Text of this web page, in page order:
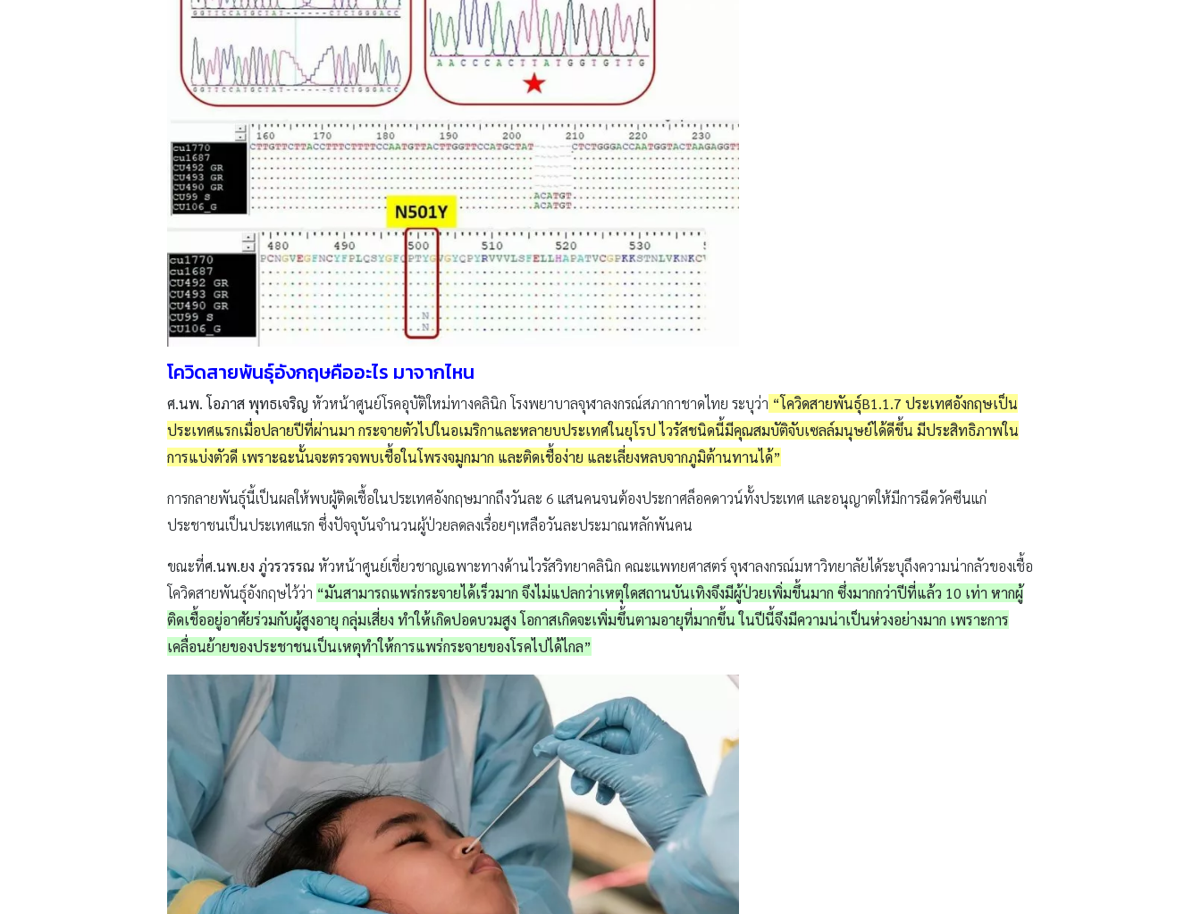
โควิดสายพันธุ์อังกฤษคืออะไร มาจากไหน
ศ.นพ. โอภาส พุทธเจริญ หัวหน้าศูนย์โรคอุบัติใหม่ทางคลินิก โรงพยาบาลจุฬาลงกรณ์สภากาชาดไทย ระบุว่า “โควิดสายพันธุ์B1.1.7 ประเทศอังกฤษเป็น
ประเทศแรกเมื่อปลายปีที่ผ่านมา กระจายตัวไปในอเมริกาและหลายบประเทศในยุโรป ไวรัสชนิดนี้มีคุณสมบัติจับเซลล์มนุษย์ได้ดีขึ้น มีประสิทธิภาพใน
การแบ่งตัวดี เพราะฉะนั้นจะตรวจพบเชื้อในโพรงจมูกมาก และติดเชื้อง่าย และเลี่ยงหลบจากภูมิต้านทานได้”
การกลายพันธุ์นี้เป็นผลให้พบผู้ติดเชื้อในประเทศอังกฤษมากถึงวันละ 6 แสนคนจนต้องประกาศล็อคดาวน์ทั้งประเทศ และอนุญาตให้มีการฉีดวัคซีนแก่
ประชาชนเป็นประเทศแรก ซึ่งปัจจุบันจำนวนผู้ป่วยลดลงเรื่อยๆเหลือวันละประมาณหลักพันคน
ขณะที่ศ.นพ.ยง ภู่วรวรรณ หัวหน้าศูนย์เชี่ยวชาญเฉพาะทางด้านไวรัสวิทยาคลินิก คณะแพทยศาสตร์ จุฬาลงกรณ์มหาวิทยาลัยได้ระบุถึงความน่ากลัวของเชื้อ
โควิดสายพันธุ์อังกฤษไว้ว่า “มันสามารถแพร่กระจายได้เร็วมาก จึงไม่แปลกว่าเหตุใดสถานบันเทิงจึงมีผู้ป่วยเพิ่มขึ้นมาก ซึ่งมากกว่าปีที่แล้ว 10 เท่า หากผู้
ติดเชื้ออยู่อาศัยร่วมกับผู้สูงอายุ กลุ่มเสี่ยง ทำให้เกิดปอดบวมสูง โอกาสเกิดจะเพิ่มขึ้นตามอายุที่มากขึ้น ในปีนี้จึงมีความน่าเป็นห่วงอย่างมาก เพราะการ
เคลื่อนย้ายของประชาชนเป็นเหตุทำให้การแพร่กระจายของโรคไปได้ไกล”